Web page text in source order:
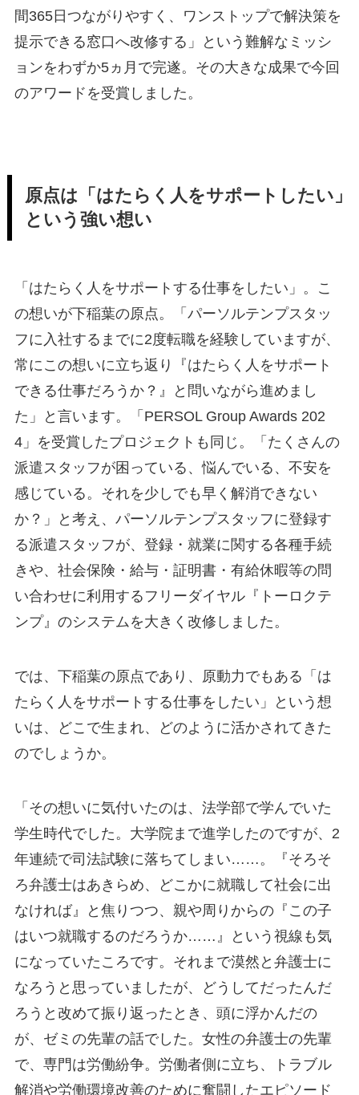
間365日つながりやすく、ワンストップで解決策を
提示できる窓口へ改修する」という難解なミッシ
ョンをわずか5ヵ月で完遂。その大きな成果で今回
のアワードを受賞しました。
原点は「はたらく人をサポートしたい」
という強い想い
「はたらく人をサポートする仕事をしたい」。こ
の想いが下稲葉の原点。「パーソルテンプスタッ
フに入社するまでに2度転職を経験していますが、
常にこの想いに立ち返り『はたらく人をサポート
できる仕事だろうか？』と問いながら進めまし
た」と言います。「PERSOL Group Awards 202
4」を受賞したプロジェクトも同じ。「たくさんの
派遣スタッフが困っている、悩んでいる、不安を
感じている。それを少しでも早く解消できない
か？」と考え、パーソルテンプスタッフに登録す
る派遣スタッフが、登録・就業に関する各種手続
きや、社会保険・給与・証明書・有給休暇等の問
い合わせに利用するフリーダイヤル『トーロクテ
ンプ』のシステムを大きく改修しました。
では、下稲葉の原点であり、原動力でもある「は
たらく人をサポートする仕事をしたい」という想
いは、どこで生まれ、どのように活かされてきた
のでしょうか。
「その想いに気付いたのは、法学部で学んでいた
学生時代でした。大学院まで進学したのですが、2
年連続で司法試験に落ちてしまい……。『そろそ
ろ弁護士はあきらめ、どこかに就職して社会に出
なければ』と焦りつつ、親や周りからの『この子
はいつ就職するのだろうか……』という視線も気
になっていたころです。それまで漠然と弁護士に
なろうと思っていましたが、どうしてだったんだ
ろうと改めて振り返ったとき、頭に浮かんだの
が、ゼミの先輩の話でした。女性の弁護士の先輩
で、専門は労働紛争。労働者側に立ち、トラブル
解消や労働環境改善のために奮闘したエピソード